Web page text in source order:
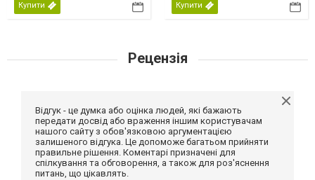
Купити Купити
Рецензія
Відгук - це думка або оцінка людей, які бажають
передати досвід або враження іншим користувачам
нашого сайту з обов'язковою аргументацією
залишеного відгука. Це допоможе багатьом прийняти
правильне рішення. Коментарі призначені для
спілкування та обговорення, а також для роз'яснення
питань, що цікавлять.